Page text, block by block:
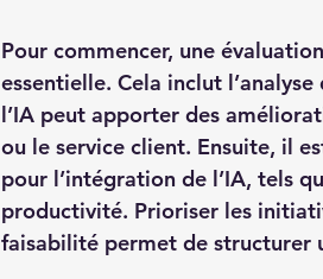
Pour commencer, une
essentielle. Cela inclut
l’IA peut apporter des
ou le service client. Ensuite, il
pour l’intégration de l’IA, tels
productivité. Prioriser les
faisabilité permet de structurer